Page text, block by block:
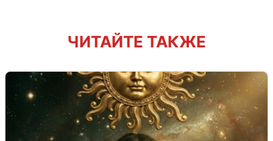
ЧИТАЙТЕ ТАКЖЕ